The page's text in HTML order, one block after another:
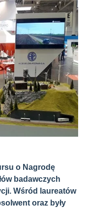
o Nagrodę
badawczych
Wśród laureatów
oraz były